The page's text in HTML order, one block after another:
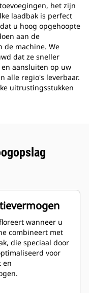
het zijn
laadbak is perfect
u hoog opgehoopte
aan de
de machine. We
dat ze sneller
aansluiten op uw
alle regio's leverbaar.
uitrustingsstukken
wanneer u
combineert met
die speciaal door
voor
en